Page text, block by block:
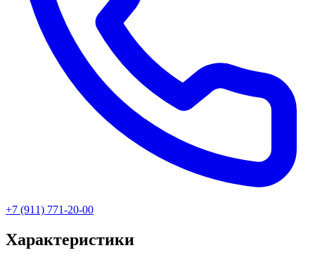
+7 (911) 771-20-00
Характеристики